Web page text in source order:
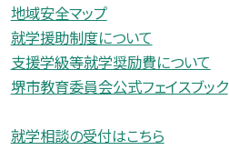
地域安全マップ
就学援助制度について
支援学級等就学奨励費について
堺市教育委員会公式フェイスブック
就学相談の受付はこちら